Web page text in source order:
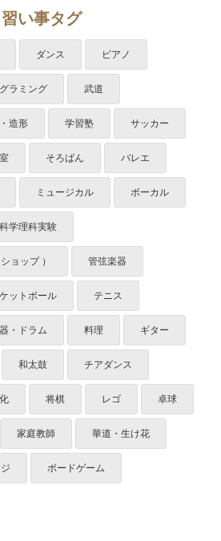
習い事タグ
ダンス ピアノ
ラミング 武道
造形 学習塾 サッカー
そろばん バレエ
ミュージカル ボーカル
科学理科実験
ョップ ） 管弦楽器
ットボール テニス
・ドラム 料理 ギター
和太鼓 チアダンス
将棋 レゴ 卓球
家庭教師 華道・生け花
ボードゲーム